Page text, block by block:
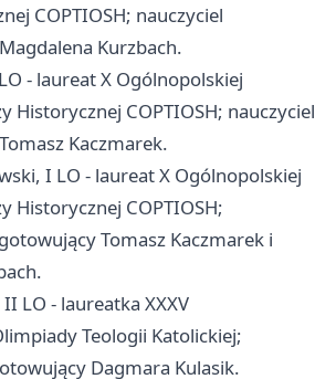
COPTIOSH; nauczyciel
Kurzbach.
- laureat X Ogólnopolskiej
Historycznej COPTIOSH; nauczyciel
Kaczmarek.
I LO - laureat X Ogólnopolskiej
Historycznej COPTIOSH;
Tomasz Kaczmarek i
LO - laureatka XXXV
Teologii Katolickiej;
Dagmara Kulasik.